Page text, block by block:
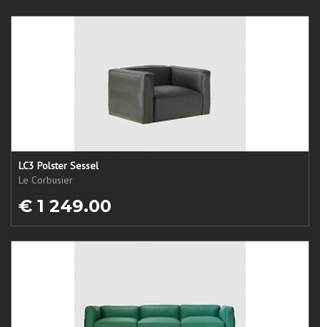
LC3 Polster Sessel
Le Corbusier
€ 1 249.00